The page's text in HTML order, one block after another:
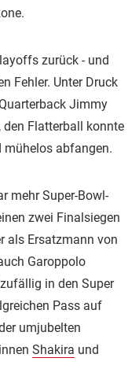
zurück - und
Fehler. Unter Druck
Jimmy
den Flatterball konnte
mühelos abfangen.
mehr Super-Bowl-
zwei Finalsiegen
als Ersatzmann von
Garoppolo
in den Super
Pass auf
umjubelten
Shakira und